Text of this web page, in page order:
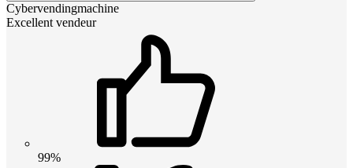
Cybervendingmachine
Excellent vendeur
99%